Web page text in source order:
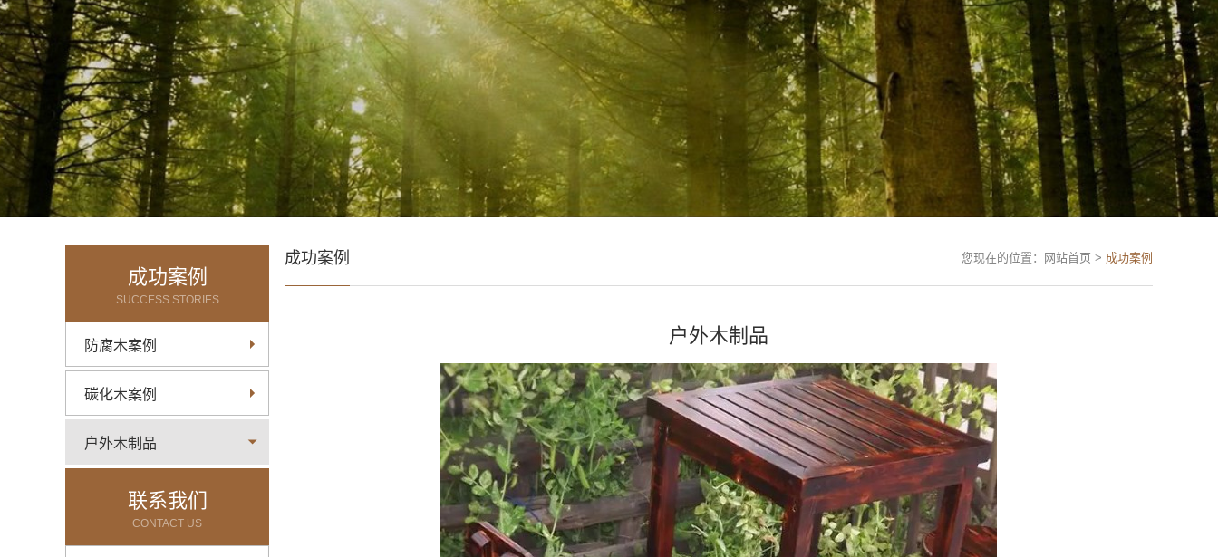
成功案例
SUCCESS STORIES
防腐木案例
碳化木案例
户外木制品
联系我们
CONTACT US
成功案例 您现在的位置：网站首页 > 成功案例
户外木制品